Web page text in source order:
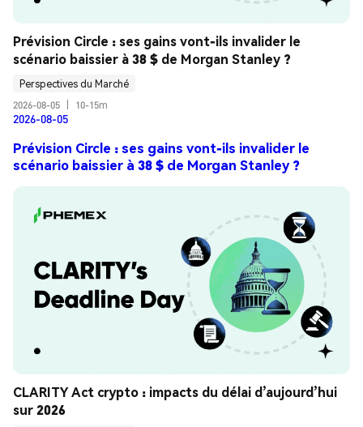
Prévision Circle : ses gains vont-ils invalider le
scénario baissier à 38 $ de Morgan Stanley ?
Perspectives du Marché
2026-08-05
10-15m
2026-08-05
Prévision Circle : ses gains vont-ils invalider le
scénario baissier à 38 $ de Morgan Stanley ?
CLARITY Act crypto : impacts du délai d’aujourd’hui
sur 2026